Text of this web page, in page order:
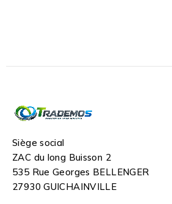
Siège social
ZAC du long Buisson 2
535 Rue Georges BELLENGER
27930 GUICHAINVILLE